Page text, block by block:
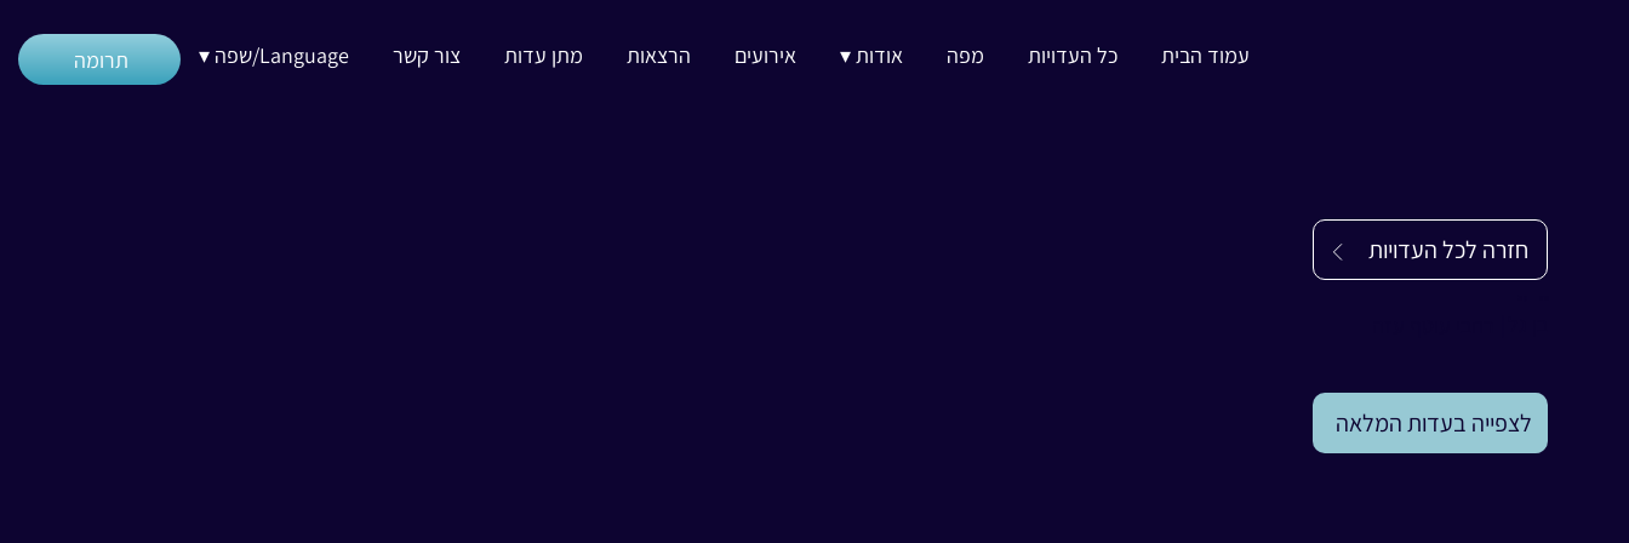
תרומה עמוד הבית כל העדויות מפה אודות ▾ אירועים הרצאות מתן עדות צור קשר Language/שפה ▾
חזרה לכל העדויות
לצפייה בעדות המלאה